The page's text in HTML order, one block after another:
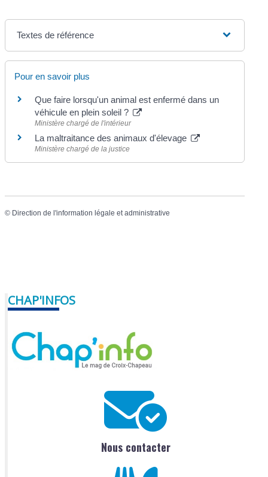
Textes de référence
Pour en savoir plus
Que faire lorsqu'un animal est enfermé dans un
véhicule en plein soleil ?
Ministère chargé de l'intérieur
La maltraitance des animaux d'élevage
Ministère chargé de la justice
© Direction de l'information légale et administrative
CHAP'INFOS
Nous contacter